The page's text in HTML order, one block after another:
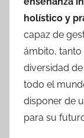
holístico y
capaz de
ámbito,
diversidad
todo el
disponer de
para su